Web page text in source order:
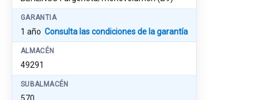
GARANTIA
1 año Consulta las condiciones de la garantía
ALMACÉN
49291
SUBALMACÉN